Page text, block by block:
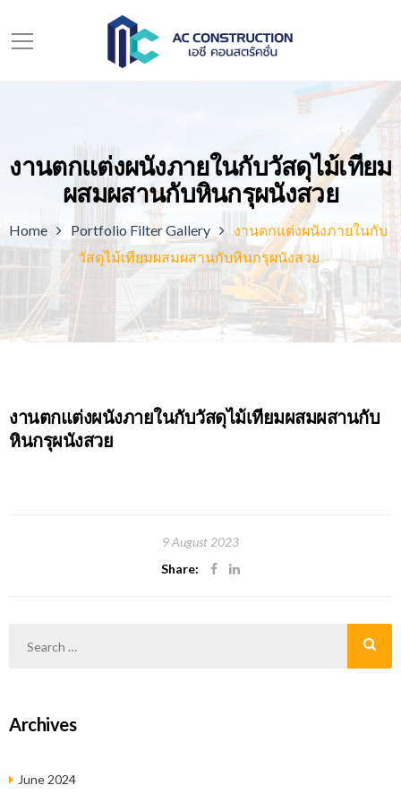
งานตกแต่งผนังภายในกับวัสดุไม้เทียม
ผสมผสานกับหินกรุผนังสวย
Home Portfolio Filter Gallery
งานตกแต่งผนังภายในกับ
วัสดุไม้เทียมผสมผสานกับหินกรุผนังสวย
งานตกแต่งผนังภายในกับวัสดุไม้เทียมผสมผสานกับ
หินกรุผนังสวย
9 August 2023
Share:
Archives
June 2024